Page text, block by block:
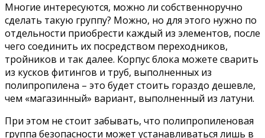
Многие интересуются, можно ли собственноручно
сделать такую группу? Можно, но для этого нужно по
отдельности приобрести каждый из элементов, после
чего соединить их посредством переходников,
тройников и так далее. Корпус блока можете сварить
из кусков фитингов и труб, выполненных из
полипропилена – это будет стоить гораздо дешевле,
чем «магазинный» вариант, выполненный из латуни.
При этом не стоит забывать, что полипропиленовая
группа безопасности может устанавливаться лишь в